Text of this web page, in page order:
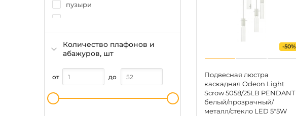
пузыри
листья
бублик
свеча
Количество плафонов и
абажуров, шт
от до
-50%
Подвесная люстра
каскадная Odeon Light
Scrow 5058/25LB PENDANT
белый/прозрачный/
металл/стекло LED 5*5W